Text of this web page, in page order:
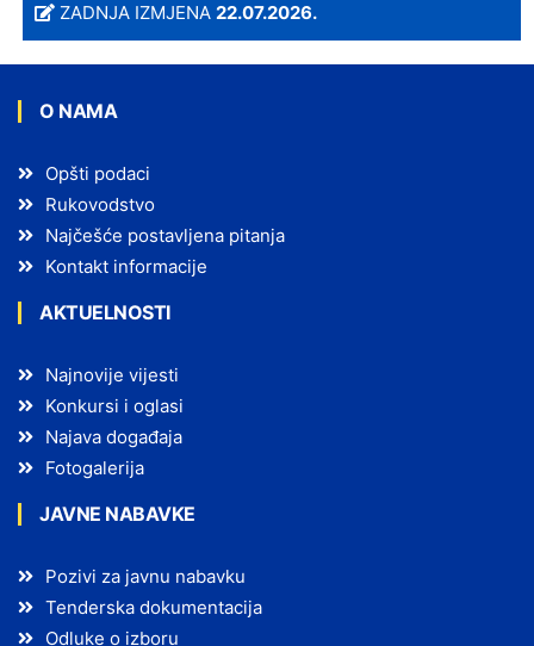
ZADNJA IZMJENA22.07.2026.
O NAMA
Opšti podaci
Rukovodstvo
Najčešće postavljena pitanja
Kontakt informacije
AKTUELNOSTI
Najnovije vijesti
Konkursi i oglasi
Najava događaja
Fotogalerija
JAVNE NABAVKE
Pozivi za javnu nabavku
Tenderska dokumentacija
Odluke o izboru